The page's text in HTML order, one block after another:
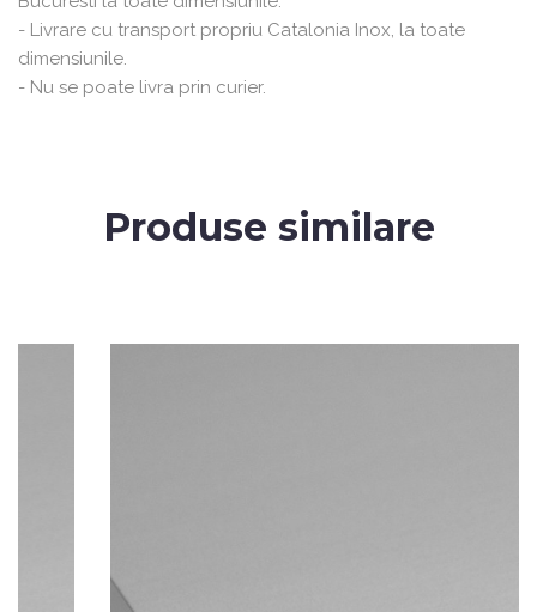
- Livrare cu transport propriu Catalonia Inox, la toate
dimensiunile.
- Nu se poate livra prin curier.
Produse similare